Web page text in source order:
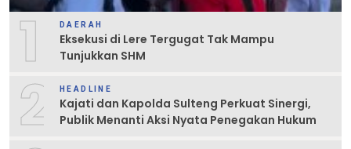
1 DAERAH
Eksekusi di Lere Tergugat Tak Mampu
Tunjukkan SHM
2 HEADLINE
Kajati dan Kapolda Sulteng Perkuat Sinergi,
Publik Menanti Aksi Nyata Penegakan Hukum